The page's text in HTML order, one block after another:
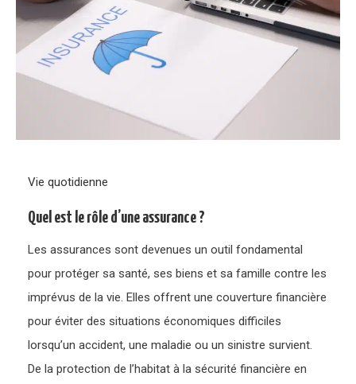
Vie quotidienne
Quel est le rôle d’une assurance ?
Les assurances sont devenues un outil fondamental
pour protéger sa santé, ses biens et sa famille contre les
imprévus de la vie. Elles offrent une couverture financière
pour éviter des situations économiques difficiles
lorsqu’un accident, une maladie ou un sinistre survient.
De la protection de l’habitat à la sécurité financière en